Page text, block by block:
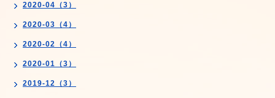
2020-04（3）
2020-03（4）
2020-02（4）
2020-01（3）
2019-12（3）